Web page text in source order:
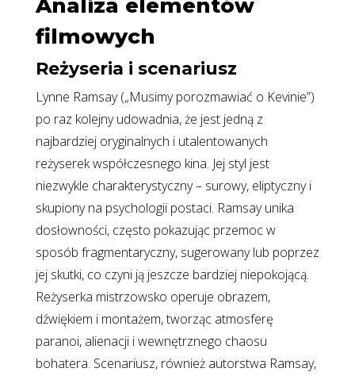
Analiza elementów
filmowych
Reżyseria i scenariusz
Lynne Ramsay („Musimy porozmawiać o Kevinie”)
po raz kolejny udowadnia, że jest jedną z
najbardziej oryginalnych i utalentowanych
reżyserek współczesnego kina. Jej styl jest
niezwykle charakterystyczny – surowy, eliptyczny i
skupiony na psychologii postaci. Ramsay unika
dosłowności, często pokazując przemoc w
sposób fragmentaryczny, sugerowany lub poprzez
jej skutki, co czyni ją jeszcze bardziej niepokojącą.
Reżyserka mistrzowsko operuje obrazem,
dźwiękiem i montażem, tworząc atmosferę
paranoi, alienacji i wewnętrznego chaosu
bohatera. Scenariusz, również autorstwa Ramsay,